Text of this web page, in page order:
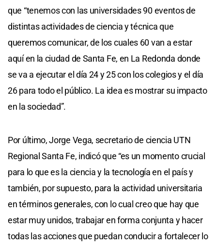
que “tenemos con las universidades 90 eventos de
distintas actividades de ciencia y técnica que
queremos comunicar, de los cuales 60 van a estar
aquí en la ciudad de Santa Fe, en La Redonda donde
se va a ejecutar el día 24 y 25 con los colegios y el día
26 para todo el público. La idea es mostrar su impacto
en la sociedad”.
Por último, Jorge Vega, secretario de ciencia UTN
Regional Santa Fe, indicó que “es un momento crucial
para lo que es la ciencia y la tecnología en el país y
también, por supuesto, para la actividad universitaria
en términos generales, con lo cual creo que hay que
estar muy unidos, trabajar en forma conjunta y hacer
todas las acciones que puedan conducir a fortalecer lo